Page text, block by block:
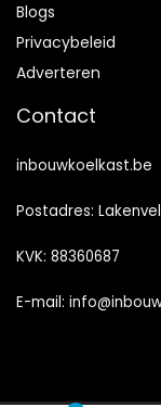
Blogs
Privacybeleid
Adverteren
Contact
inbouwkoelkast.be
Postadres:
KVK: 88360687
E-mail: